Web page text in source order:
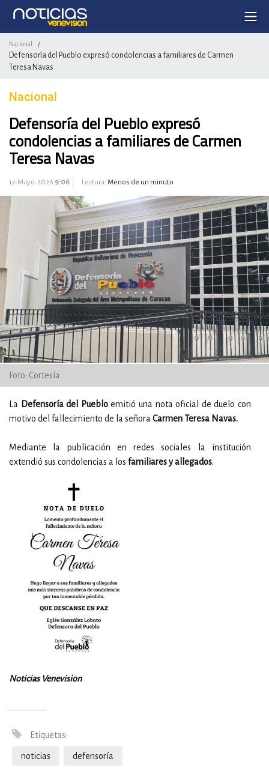
Nacional /
Defensoría del Pueblo expresó condolencias a familiares de Carmen
Teresa Navas
Nacional
Defensoría del Pueblo expresó
condolencias a familiares de Carmen
Teresa Navas
17-Mayo-2026 9:06 Lectura: Menos de un minuto
Foto: Cortesía
La Defensoría del Puebloemitió una nota oficial de duelo con
motivo del fallecimiento de la señora Carmen Teresa Navas.
Mediante la publicación en redes sociales la institución
extendió sus condolencias a los familiares y allegados.
Noticias Venevision
Etiquetas:
noticias defensoría